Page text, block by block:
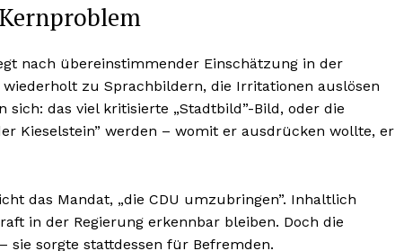
nach übereinstimmender Einschätzung in der
wiederholt zu Sprachbildern, die Irritationen auslösen
das viel kritisierte „Stadtbild”-Bild, oder die
Kieselstein” werden – womit er ausdrücken wollte, er
das Mandat, „die CDU umzubringen”. Inhaltlich
in der Regierung erkennbar bleiben. Doch die
sie sorgte stattdessen für Befremden.